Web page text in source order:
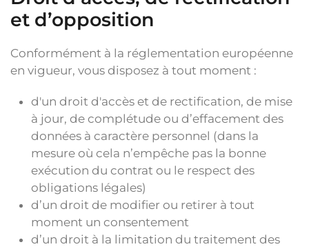
et d’opposition
Conformément à la réglementation européenne
en vigueur, vous disposez à tout moment :
d'un droit d'accès et de rectification, de mise
à jour, de complétude ou d’effacement des
données à caractère personnel (dans la
mesure où cela n’empêche pas la bonne
exécution du contrat ou le respect des
obligations légales)
d’un droit de modifier ou retirer à tout
moment un consentement
d’un droit à la limitation du traitement des